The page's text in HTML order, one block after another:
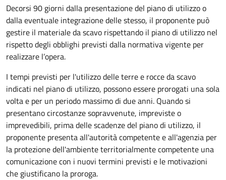
Decorsi 90 giorni dalla presentazione del piano di utilizzo o
dalla eventuale integrazione delle stesso, il proponente può
gestire il materiale da scavo rispettando il piano di utilizzo nel
rispetto degli obblighi previsti dalla normativa vigente per
realizzare l’opera.
I tempi previsti per l'utilizzo delle terre e rocce da scavo
indicati nel piano di utilizzo, possono essere prorogati una sola
volta e per un periodo massimo di due anni. Quando si
presentano circostanze sopravvenute, impreviste o
imprevedibili, prima delle scadenze del piano di utilizzo, il
proponente presenta all'autorità competente e all'agenzia per
la protezione dell'ambiente territorialmente competente una
comunicazione con i nuovi termini previsti e le motivazioni
che giustificano la proroga.